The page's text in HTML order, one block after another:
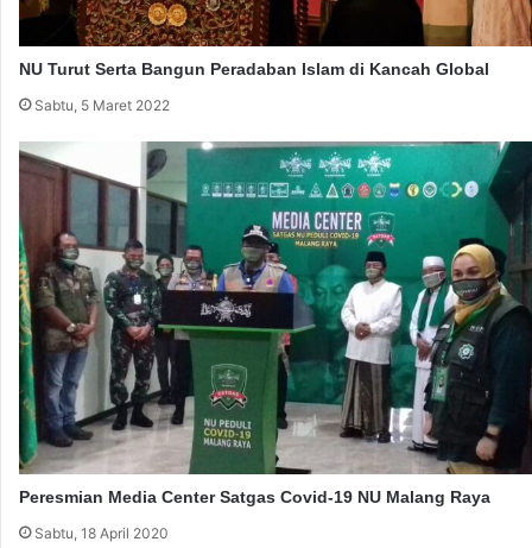
n
n
a
s
a
i
l
t
u
e
l
a
h
T
i
d
NU Turut Serta Bangun Peradaban Islam di Kancah Global
Sabtu, 5 Maret 2022
Peresmian Media Center Satgas Covid-19 NU Malang Raya
Sabtu, 18 April 2020